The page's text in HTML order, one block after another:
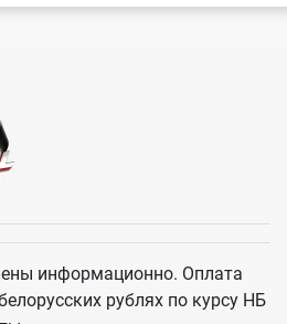
информационно. Оплата
рублях по курсу НБ